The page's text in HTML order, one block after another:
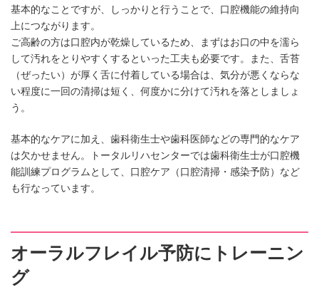
基本的なことですが、しっかりと行うことで、口腔機能の維持向
上につながります。
ご高齢の方は口腔内が乾燥しているため、まずはお口の中を濡ら
して汚れをとりやすくするといった工夫も必要です。また、舌苔
（ぜったい）が厚く舌に付着している場合は、気分が悪くならな
い程度に一回の清掃は短く、何度かに分けて汚れを落としましょ
う。
基本的なケアに加え、歯科衛生士や歯科医師などの専門的なケア
は欠かせません。トータルリハセンターでは歯科衛生士が口腔機
能訓練プログラムとして、口腔ケア（口腔清掃・感染予防）など
も行なっています。
オーラルフレイル予防にトレーニン
グ